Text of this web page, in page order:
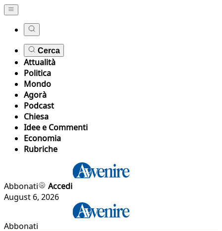
Cerca
Attualità
Politica
Mondo
Agorà
Podcast
Chiesa
Idee e Commenti
Economia
Rubriche
Abbonati
Accedi
August 6, 2026
Abbonati